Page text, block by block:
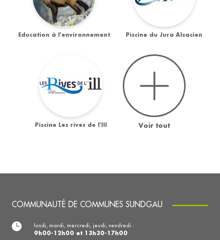
Education à l'environnement Piscine du Jura Alsacien
Piscine Les rives de l'Ill Voir tout
COMMUNAUTÉ DE COMMUNES SUNDGAU
lundi, mardi, mercredi, jeudi, vendredi :
9h00-12h00 et 13h30-17h00